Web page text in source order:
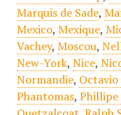
Marquis de Sade,
Mexico, Mexique,
Vachey, Moscou,
New-York, Nice,
Normandie, Octavio
Phantomas, Phillipe